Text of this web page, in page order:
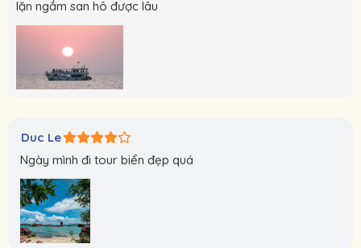
lặn ngắm san hô được lâu
Duc Le
Ngày mình đi tour biển đẹp quá